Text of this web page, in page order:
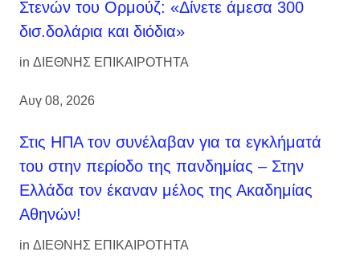
Στενών του Ορμούζ: «Δίνετε άμεσα 300
δισ.δολάρια και διόδια»
in ΔΙΕΘΝΗΣ ΕΠΙΚΑΙΡΟΤΗΤΑ
Αυγ 08, 2026
Στις ΗΠΑ τον συνέλαβαν για τα εγκλήματά
του στην περίοδο της πανδημίας – Στην
Ελλάδα τον έκαναν μέλος της Ακαδημίας
Αθηνών!
in ΔΙΕΘΝΗΣ ΕΠΙΚΑΙΡΟΤΗΤΑ